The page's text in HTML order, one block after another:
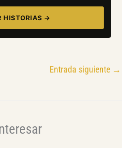
HISTORIAS →
Entrada siguiente →